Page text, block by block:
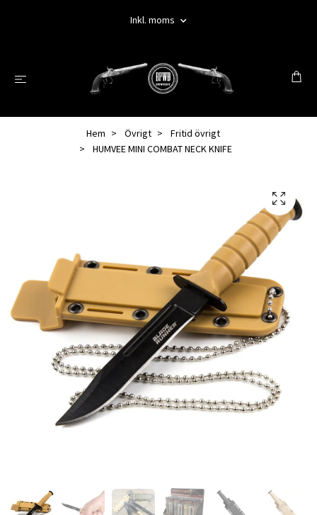
Inkl. moms
Hem Övrigt
Fritid övrigt
HUMVEE MINI COMBAT NECK KNIFE